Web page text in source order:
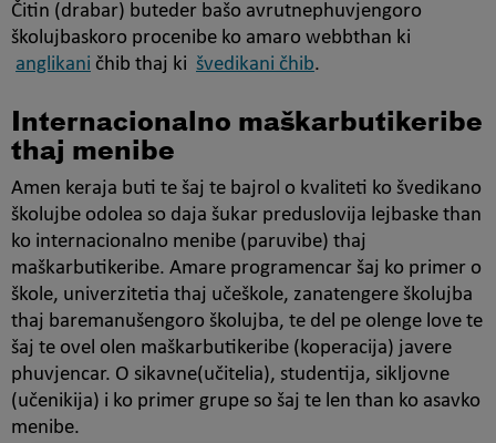
Čitin (drabar) buteder bašo avrutnephuvjengoro
školujbaskoro procenibe ko amaro webbthan ki
anglikani čhib thaj ki švedikani čhib.
Internacionalno maškarbutikeribe
thaj menibe
Amen keraja buti te šaj te bajrol o kvaliteti ko švedikano
školujbe odolea so daja šukar preduslovija lejbaske than
ko internacionalno menibe (paruvibe) thaj
maškarbutikeribe. Amare programencar šaj ko primer o
škole, univerzitetia thaj učeškole, zanatengere školujba
thaj baremanušengoro školujba, te del pe olenge love te
šaj te ovel olen maškarbutikeribe (koperacija) javere
phuvjencar. O sikavne(učitelia), studentija, sikljovne
(učenikija) i ko primer grupe so šaj te len than ko asavko
menibe.